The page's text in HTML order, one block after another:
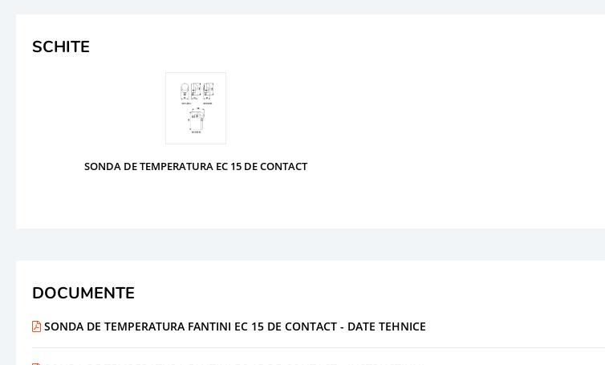
SCHITE
SONDA DE TEMPERATURA EC 15 DE CONTACT
DOCUMENTE
SONDA DE TEMPERATURA FANTINI EC 15 DE CONTACT - DATE TEHNICE